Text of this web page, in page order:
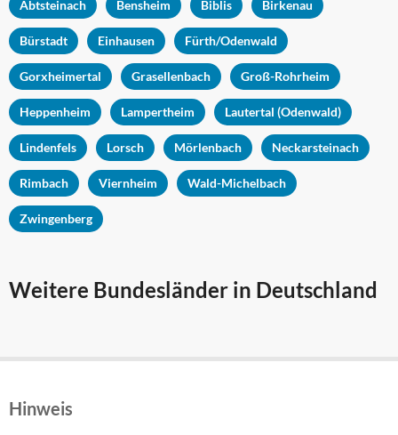
Abtsteinach Bensheim Biblis Birkenau
Bürstadt Einhausen Fürth/Odenwald
Gorxheimertal Grasellenbach Groß-Rohrheim
Heppenheim Lampertheim Lautertal (Odenwald)
Lindenfels Lorsch Mörlenbach Neckarsteinach
Rimbach Viernheim Wald-Michelbach
Zwingenberg
Weitere Bundesländer in Deutschland
Hinweis